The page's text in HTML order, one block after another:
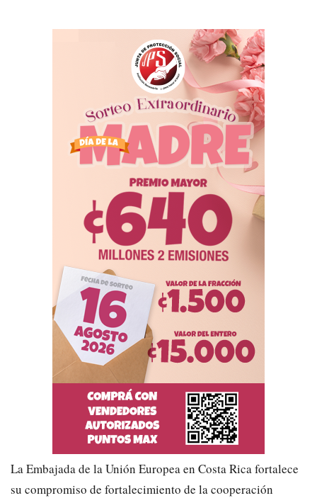
La Embajada de la Unión Europea en Costa Rica fortalece
su compromiso de fortalecimiento de la cooperación